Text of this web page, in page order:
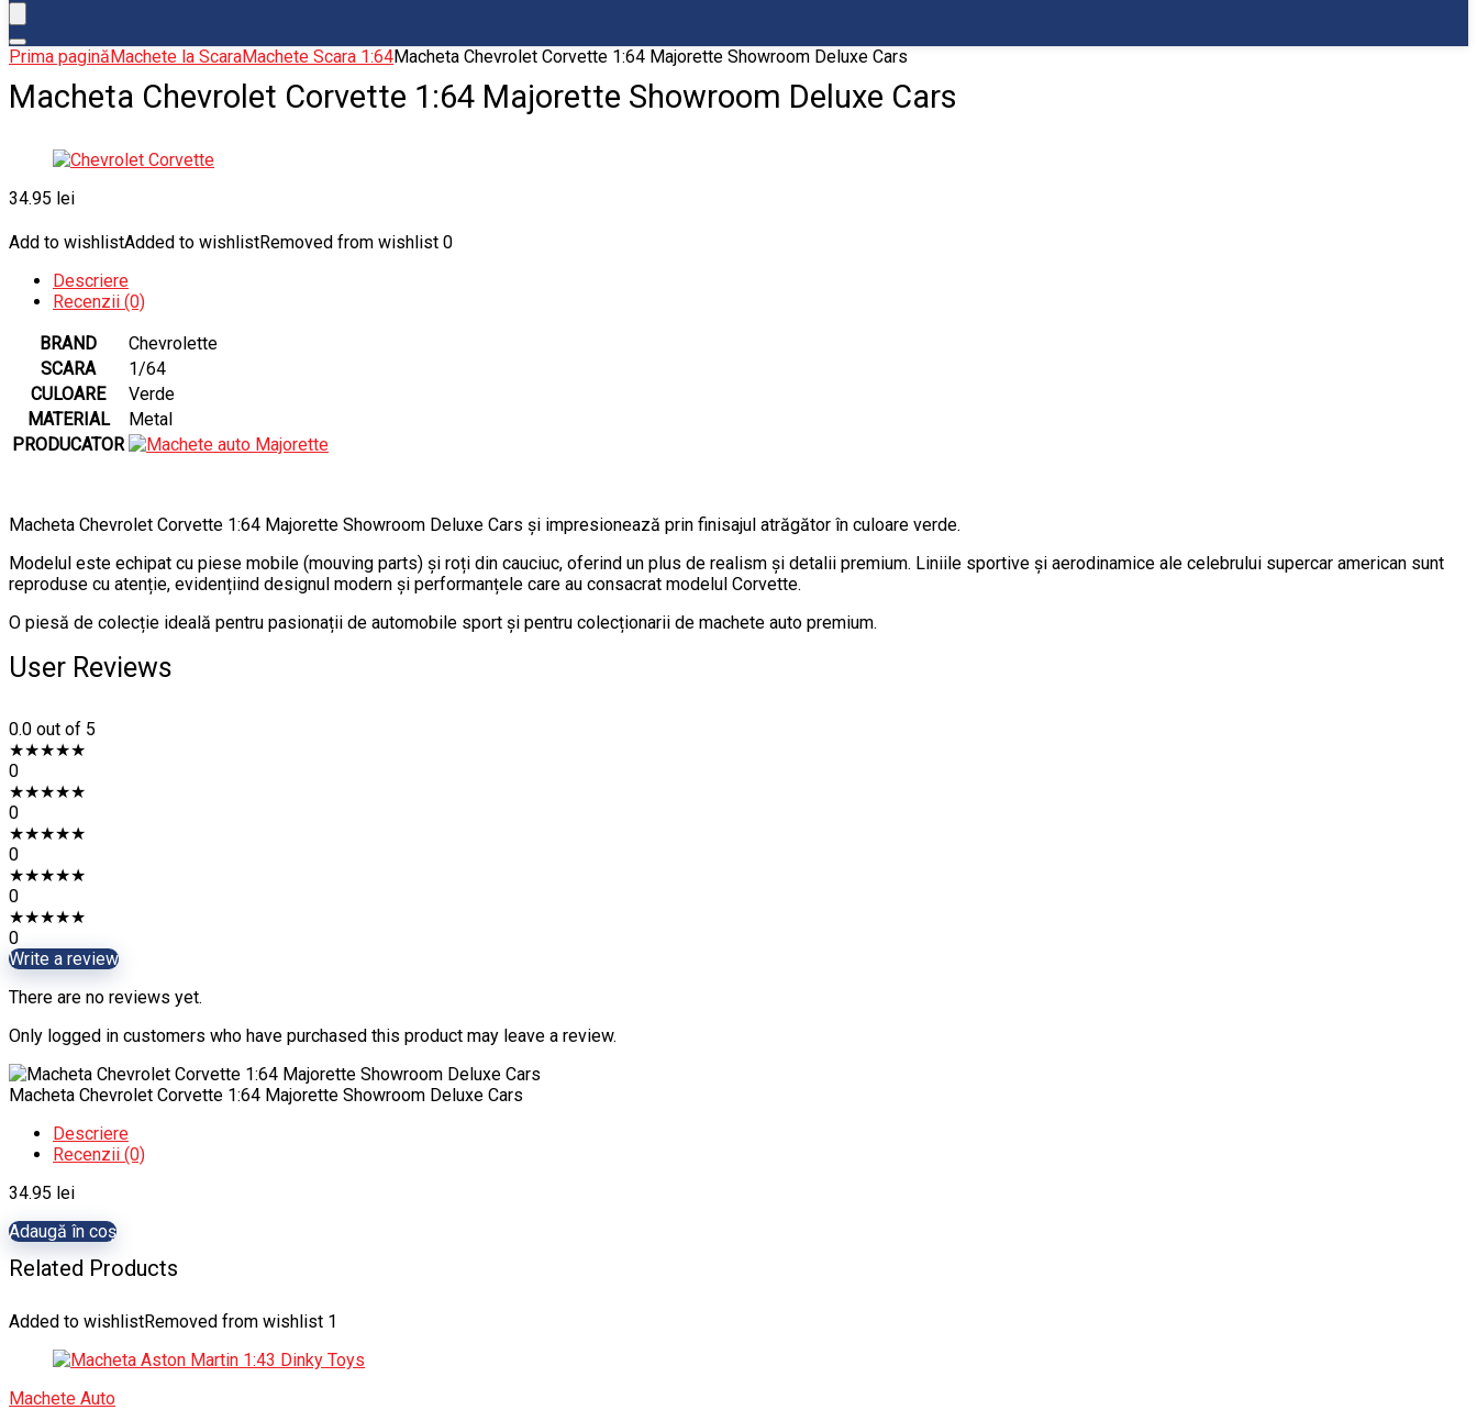
Prima paginăMachete la ScaraMachete Scara 1:64Macheta Chevrolet Corvette 1:64 Majorette Showroom Deluxe Cars
Macheta Chevrolet Corvette 1:64 Majorette Showroom Deluxe Cars
34.95 lei
Add to wishlistAdded to wishlistRemoved from wishlist 0
Descriere
Recenzii (0)
BRAND
Chevrolette
SCARA
1/64
CULOARE
Verde
MATERIAL
Metal
PRODUCATOR
Macheta Chevrolet Corvette 1:64 Majorette Showroom Deluxe Cars și impresionează prin finisajul atrăgător în culoare verde.
Modelul este echipat cu piese mobile (mouving parts) și roți din cauciuc, oferind un plus de realism și detalii premium. Liniile sportive și aerodinamice ale celebrului supercar american sunt
reproduse cu atenție, evidențiind designul modern și performanțele care au consacrat modelul Corvette.
O piesă de colecție ideală pentru pasionații de automobile sport și pentru colecționarii de machete auto premium.
User Reviews
0.0 out of 5
★★★★★
0
★★★★★
0
★★★★★
0
★★★★★
0
★★★★★
0
Write a review
There are no reviews yet.
Only logged in customers who have purchased this product may leave a review.
Macheta Chevrolet Corvette 1:64 Majorette Showroom Deluxe Cars
Descriere
Recenzii (0)
34.95 lei
Adaugă în coș
Related Products
Added to wishlistRemoved from wishlist 1
Machete Auto